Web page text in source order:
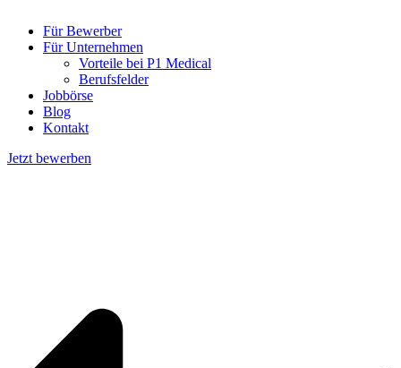
Für Bewerber
Für Unternehmen
Vorteile bei P1 Medical
Berufsfelder
Jobbörse
Blog
Kontakt
Jetzt bewerben